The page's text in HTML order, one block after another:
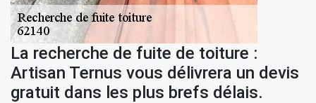
La recherche de fuite de toiture :
Artisan Ternus vous délivrera un devis
gratuit dans les plus brefs délais.